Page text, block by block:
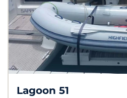
Lagoon 51